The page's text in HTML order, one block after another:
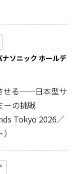
ソニック ホールデ
せる──日本型サ
ーの挑戦
Tokyo 2026／